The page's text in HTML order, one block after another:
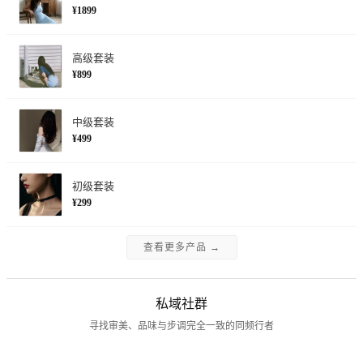
¥1899
高级套装
¥899
中级套装
¥499
初级套装
¥299
查看更多产品 →
私域社群
寻找审美、品味与步调完全一致的同频行者